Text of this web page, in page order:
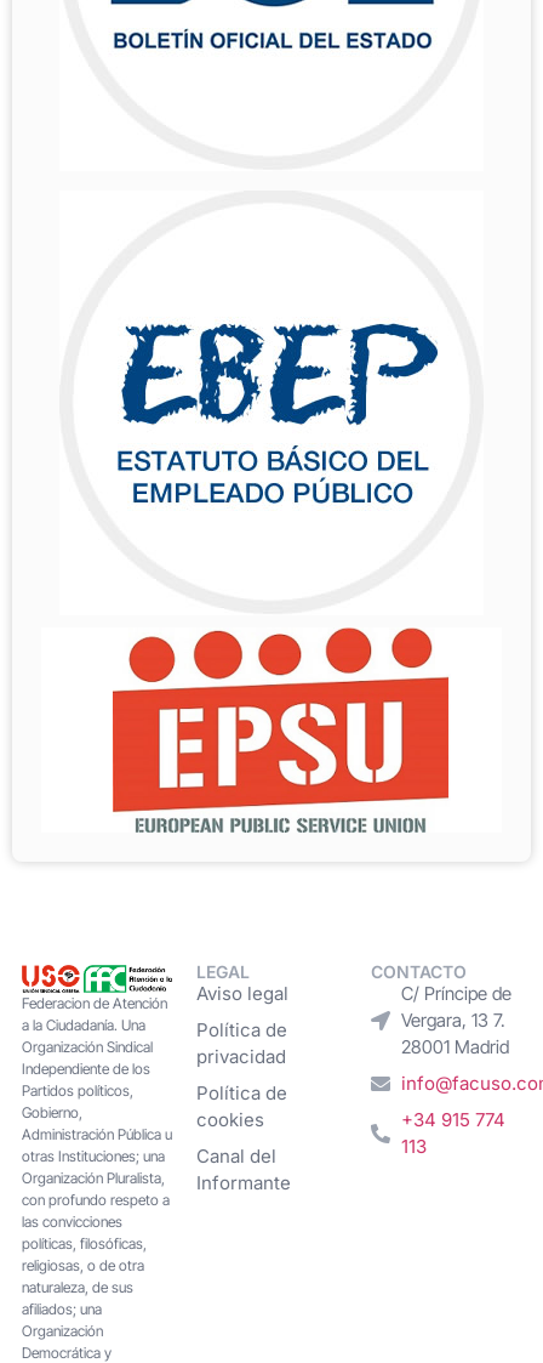
Federacion de Atención
a la Ciudadanía. Una
Organización Sindical
Independiente de los
Partidos políticos,
Gobierno,
Administración Pública u
otras Instituciones; una
Organización Pluralista,
con profundo respeto a
las convicciones
políticas, filosóficas,
religiosas, o de otra
naturaleza, de sus
afiliados; una
Organización
Democrática y
LEGAL
Aviso legal
Política de
privacidad
Política de
cookies
Canal del
Informante
CONTACTO
C/ Príncipe de
Vergara, 13 7.
28001 Madrid
+34 915 774
113